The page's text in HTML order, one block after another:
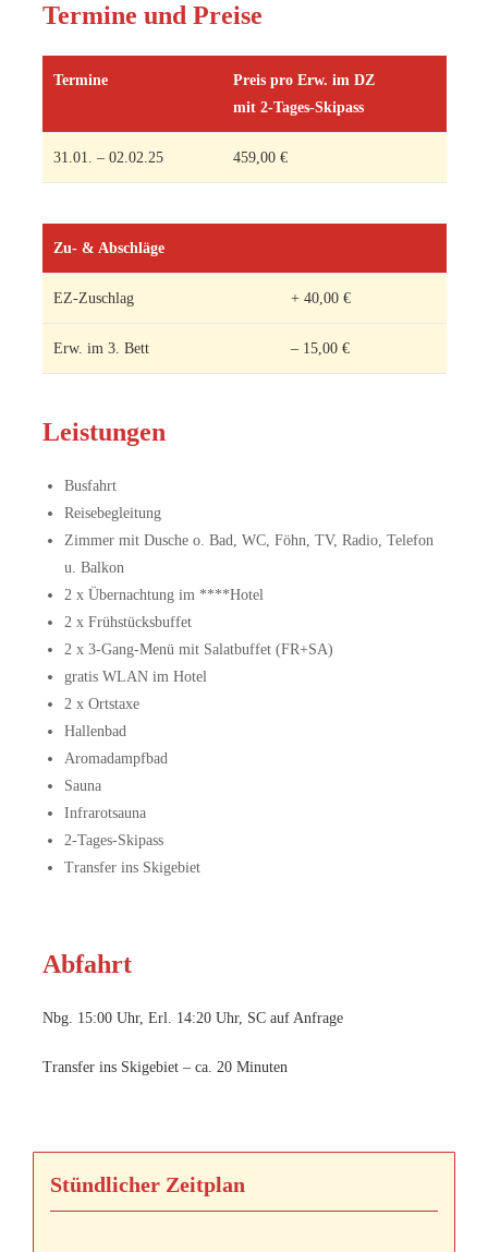
Termine und Preise
Termine
Preis pro Erw. im DZ
mit 2-Tages-Skipass
31.01. – 02.02.25 459,00 €
Zu- & Abschläge
EZ-Zuschlag + 40,00 €
Erw. im 3. Bett – 15,00 €
Leistungen
Busfahrt
Reisebegleitung
Zimmer mit Dusche o. Bad, WC, Föhn, TV, Radio, Telefon
u. Balkon
2 x Übernachtung im ****Hotel
2 x Frühstücksbuffet
2 x 3-Gang-Menü mit Salatbuffet (FR+SA)
gratis WLAN im Hotel
2 x Ortstaxe
Hallenbad
Aromadampfbad
Sauna
Infrarotsauna
2-Tages-Skipass
Transfer ins Skigebiet
Abfahrt
Nbg. 15:00 Uhr, Erl. 14:20 Uhr, SC auf Anfrage
Transfer ins Skigebiet – ca. 20 Minuten
Stündlicher Zeitplan